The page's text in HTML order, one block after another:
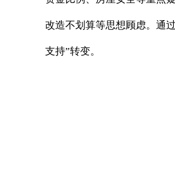
改造不划算等思想顾虑。通
支持”转变。